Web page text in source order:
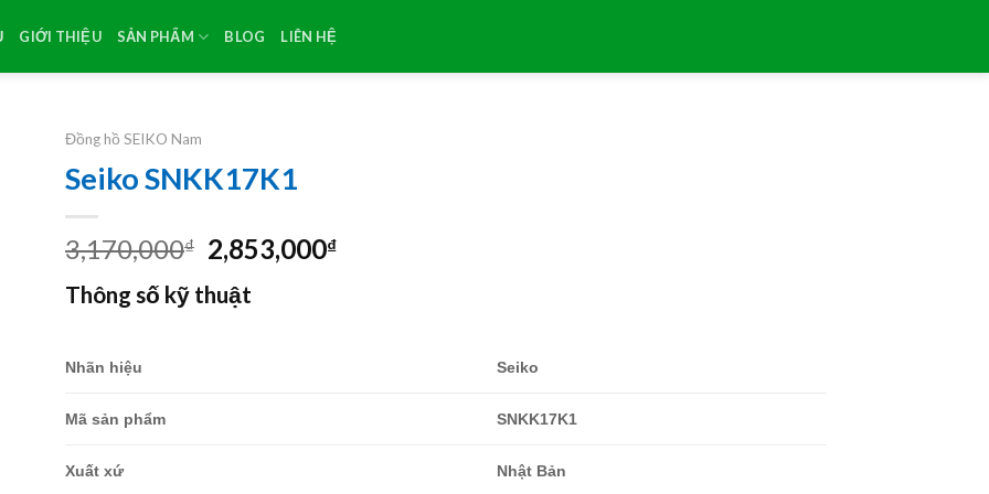
GIỚI THIỆU SẢN PHẨM BLOG LIÊN HỆ
Đồng hồ SEIKO Nam
Seiko SNKK17K1
3,170,000₫ Original
price
was:
2,853,000₫Current
Thông số kỹ thuật
Nhãn hiệu Seiko
Mã sản phẩm SNKK17K1
Xuất xứ Nhật Bản